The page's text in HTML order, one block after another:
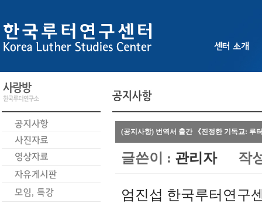
(공지사항) 번역서 출간 《진정한 기독교: 루
글쓴이 : 관리자 작
엄진섭 한국루터연구